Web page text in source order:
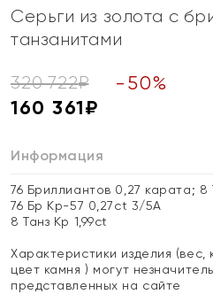
Серьги из золота с
танзанитами
320 722₽ - 50%
160 361₽
Информация
76 Бриллиантов 0,27 карата; 8
76 Бр Кр-57 0,27ct 3/5А
8 Танз Кр 1,99ct
Характеристики изделия (вес,
цвет камня ) могут
представленных на сайте